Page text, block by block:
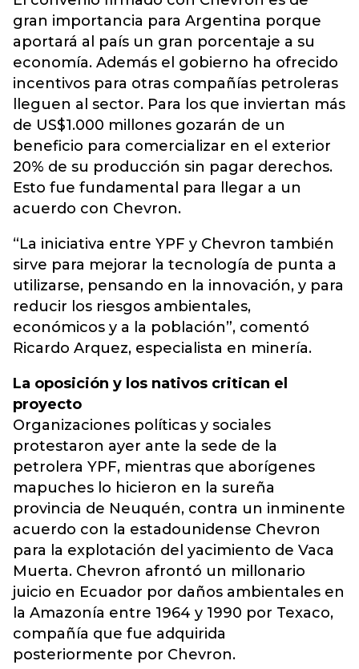
gran importancia para Argentina porque
aportará al país un gran porcentaje a su
economía. Además el gobierno ha ofrecido
incentivos para otras compañías petroleras
lleguen al sector. Para los que inviertan más
de US$1.000 millones gozarán de un
beneficio para comercializar en el exterior
20% de su producción sin pagar derechos.
Esto fue fundamental para llegar a un
acuerdo con Chevron.
“La iniciativa entre YPF y Chevron también
sirve para mejorar la tecnología de punta a
utilizarse, pensando en la innovación, y para
reducir los riesgos ambientales,
económicos y a la población”, comentó
Ricardo Arquez, especialista en minería.
La oposición y los nativos critican el
proyecto
Organizaciones políticas y sociales
protestaron ayer ante la sede de la
petrolera YPF, mientras que aborígenes
mapuches lo hicieron en la sureña
provincia de Neuquén, contra un inminente
acuerdo con la estadounidense Chevron
para la explotación del yacimiento de Vaca
Muerta. Chevron afrontó un millonario
juicio en Ecuador por daños ambientales en
la Amazonía entre 1964 y 1990 por Texaco,
compañía que fue adquirida
posteriormente por Chevron.